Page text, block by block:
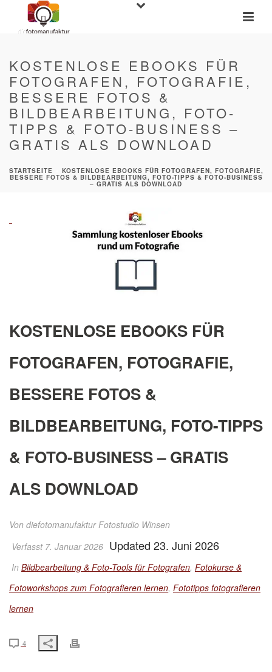
KOSTENLOSE EBOOKS FÜR
FOTOGRAFEN, FOTOGRAFIE,
BESSERE FOTOS &
BILDBEARBEITUNG, FOTO-
TIPPS & FOTO-BUSINESS –
GRATIS ALS DOWNLOAD
STARTSEITE KOSTENLOSE EBOOKS FÜR FOTOGRAFEN, FOTOGRAFIE,
BESSERE FOTOS & BILDBEARBEITUNG, FOTO-TIPPS & FOTO-BUSINESS
– GRATIS ALS DOWNLOAD
KOSTENLOSE EBOOKS FÜR
FOTOGRAFEN, FOTOGRAFIE,
BESSERE FOTOS &
BILDBEARBEITUNG, FOTO-TIPPS
& FOTO-BUSINESS – GRATIS
ALS DOWNLOAD
Von diefotomanufaktur Fotostudio Winsen
Verfasst 7. Januar 2026 Updated 23. Juni 2026
In Bildbearbeitung & Foto-Tools für Fotografen, Fotokurse &
Fotoworkshops zum Fotografieren lernen, Fototipps fotografieren
lernen
4